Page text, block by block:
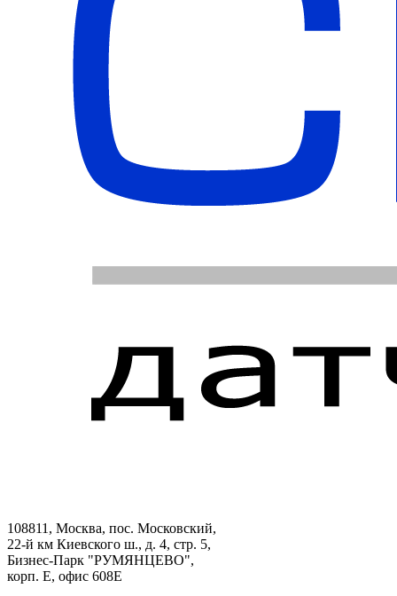
108811, Москва, пос. Московский,
22-й км Киевского ш., д. 4, стр. 5,
Бизнес-Парк "РУМЯНЦЕВО",
корп. Е, офис 608E